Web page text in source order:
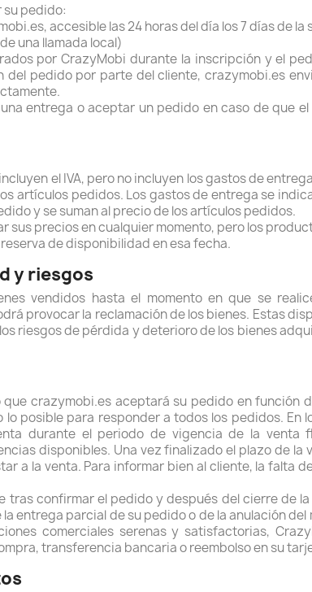
su pedido:
accesible las 24 horas del día los 7 días de la
una llamada local)
por CrazyMobi durante la inscripción y el
del pedido por parte del cliente, crazymobi.es
entrega o aceptar un pedido en caso de que
el IVA, pero no incluyen los gastos de
artículos pedidos. Los gastos de entrega se
y se suman al precio de los artículos pedidos.
sus precios en cualquier momento, pero los
de disponibilidad en esa fecha.
y riesgos
vendidos hasta el momento en que se
provocar la reclamación de los bienes. Estas
riesgos de pérdida y deterioro de los bienes
crazymobi.es aceptará su pedido en función
posible para responder a todos los pedidos. En
durante el periodo de vigencia de la
disponibles. Una vez finalizado el plazo de
a la venta. Para informar bien al cliente, la falta
tras confirmar el pedido y después del cierre de
entrega parcial de su pedido o de la anulación del
comerciales serenas y satisfactorias,
transferencia bancaria o reembolso en su